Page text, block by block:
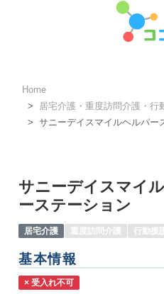
Home
居宅介護・重度訪問介護・行
サニーデイスマイルヘルパー
サニーデイスマイ
ーステーション
居宅介護 重度訪問介護 行動援護
基本情報
× 受入れ不可